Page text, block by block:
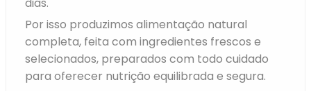
dias.
Por isso produzimos alimentação natural
completa, feita com ingredientes frescos e
selecionados, preparados com todo cuidado
para oferecer nutrição equilibrada e segura.